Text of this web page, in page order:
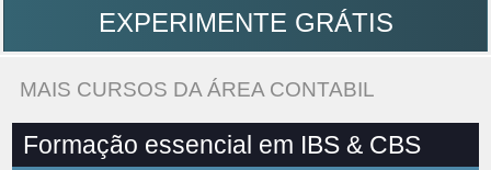
EXPERIMENTE GRÁTIS
MAIS CURSOS DA ÁREA CONTABIL
Formação essencial em IBS & CBS